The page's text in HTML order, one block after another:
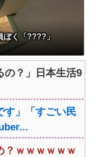
ぼく「????」
の？」日本生活9
す」「すごい民
？ｗｗｗｗｗｗ